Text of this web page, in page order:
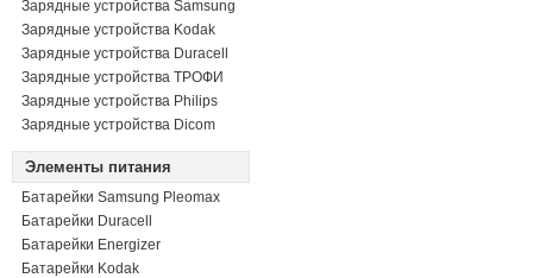
Зарядные устройства Samsung
Зарядные устройства Kodak
Зарядные устройства Duracell
Зарядные устройства ТРОФИ
Зарядные устройства Philips
Зарядные устройства Dicom
Элементы питания
Батарейки Samsung Pleomax
Батарейки Duracell
Батарейки Energizer
Батарейки Kodak